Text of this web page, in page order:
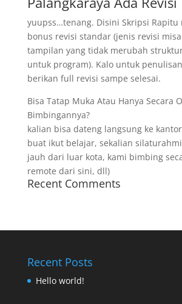
yuupss…tenang. Disini Skripsi Rapitu
bonus revisi standar (jenis revisi
tampilan yang tidak merubah
untuk program). Kalo untuk
berikan full revisi sampe selesai.
Bisa Tatap Muka Atau Hanya Secara
Bimbingannya?
kalian bisa dateng langsung ke
buat ikut belajar, sekalian
jauh dari luar kota, kami bimbing
remote dari sini, dll)
Recent Comments
Recent Posts
Hello world!